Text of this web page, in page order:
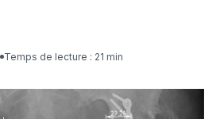
Temps de lecture : 21 min